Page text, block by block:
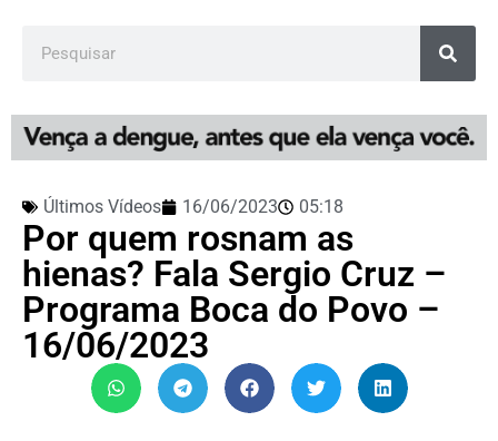
Últimos Vídeos 16/06/2023 05:18
Por quem rosnam as
hienas? Fala Sergio Cruz –
Programa Boca do Povo –
16/06/2023